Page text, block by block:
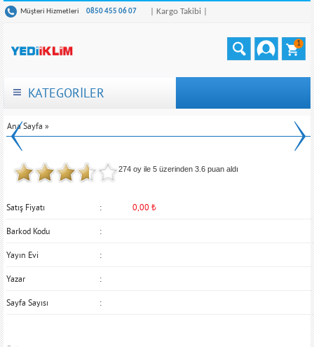
Müşteri Hizmetleri 0850 455 06 07 | Kargo Takibi |
1
KATEGORİLER
Ana Sayfa »
274 oy ile 5 üzerinden3.6 puan aldı
Satış Fiyatı 0,00 ₺
Barkod Kodu
Yayın Evi
Yazar
Sayfa Sayısı